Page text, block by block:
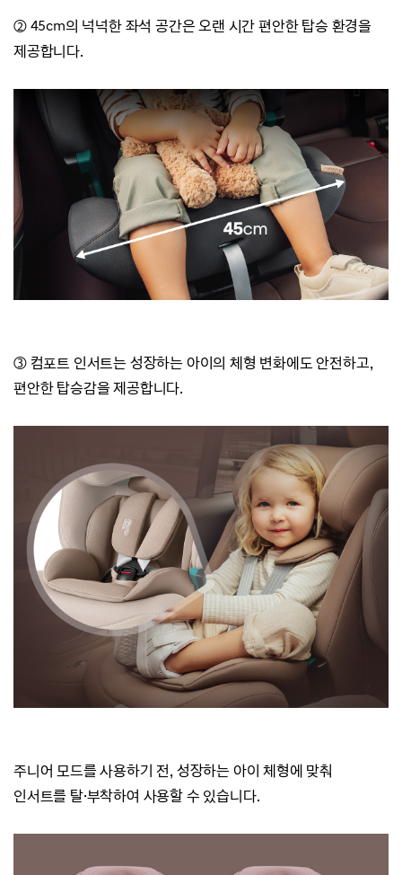
② 45cm의 넉넉한 좌석 공간은 오랜 시간 편안한 탑승 환경을
제공합니다.
③ 컴포트 인서트는 성장하는 아이의 체형 변화에도 안전하고,
편안한 탑승감을 제공합니다.
주니어 모드를 사용하기 전, 성장하는 아이 체형에 맞춰
인서트를 탈·부착하여 사용할 수 있습니다.